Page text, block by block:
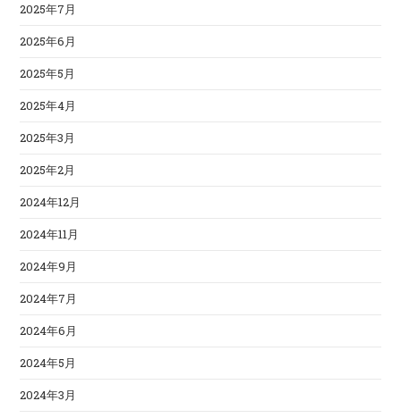
2025年7月
2025年6月
2025年5月
2025年4月
2025年3月
2025年2月
2024年12月
2024年11月
2024年9月
2024年7月
2024年6月
2024年5月
2024年3月